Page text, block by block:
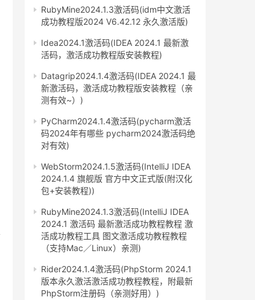
RubyMine2024.1.3激活码(idm中文激活
成功教程版2024 V6.42.12 永久激活版)
Idea2024.1激活码(IDEA 2024.1 最新激
活码，激活成功教程版安装教程)
Datagrip2024.1.4激活码(IDEA 2024.1 最
新激活码，激活成功教程版安装教程（亲
测有效~）)
PyCharm2024.1.4激活码(pycharm激活
码2024年有哪些 pycharm2024激活码绝
对有效)
WebStorm2024.1.5激活码(IntelliJ IDEA
2024.1.4 旗舰版 官方中文正式版(附汉化
包+安装教程))
RubyMine2024.1.3激活码(IntelliJ IDEA
2024.1 激活码 最新激活成功教程教程 激
活成功教程工具 图文激活成功教程教程
（支持Mac／Linux）亲测)
Rider2024.1.4激活码(PhpStorm 2024.1
版本永久激活激活成功教程教程，附最新
PhpStorm注册码（亲测好用）)